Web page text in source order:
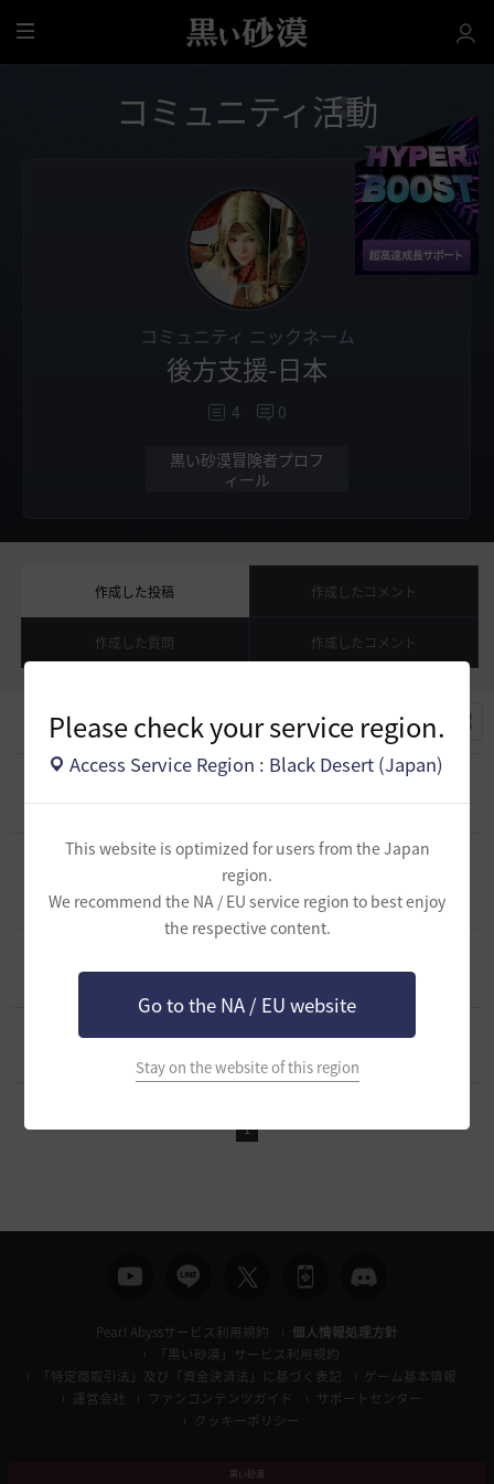
Please check your service region.
Access Service Region : Black Desert (Japan)
This website is optimized for users from the Japan
region.
We recommend the NA / EU service region to best enjoy
the respective content.
Go to the NA / EU website
Stay on the website of this region
全
体
コミュニティ活動
コミュニティ ニックネーム
後方支援-日本
4 0
黒い砂漠冒険者プロフ
ィール
作成した投稿 作成したコメント
作成した質問 作成したコメント
[スクリーンショット／映像] 甘い
0 326 2026.02.05
[スクリーンショット／映像] [ステージの上で撮
0 1.3K 2026.01.09
伝承ドーサのpvpコンボが知りたいです。
2.8K 2025.08.13
1
Pearl Abyssサービス利用規約
個人情報処理方針
「黒い砂漠」サービス利用規約
「特定商取引法」及び「資金決済法」に基づく表記
ゲーム基本情報
運営会社
ファンコンテンツガイド
サポートセンター
クッキーポリシー
黒い砂漠